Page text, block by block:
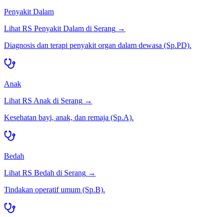
Penyakit Dalam
Lihat RS Penyakit Dalam di Serang →
Diagnosis dan terapi penyakit organ dalam dewasa (Sp.PD).
Anak
Lihat RS Anak di Serang →
Kesehatan bayi, anak, dan remaja (Sp.A).
Bedah
Lihat RS Bedah di Serang →
Tindakan operatif umum (Sp.B).